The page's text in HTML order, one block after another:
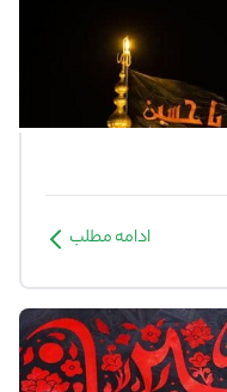
ادامه مطلب